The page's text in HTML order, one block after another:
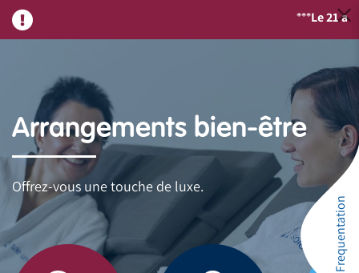
***Le 21 août,
Arrangements bien-être
Offrez-vous une touche de luxe.
Frequentation